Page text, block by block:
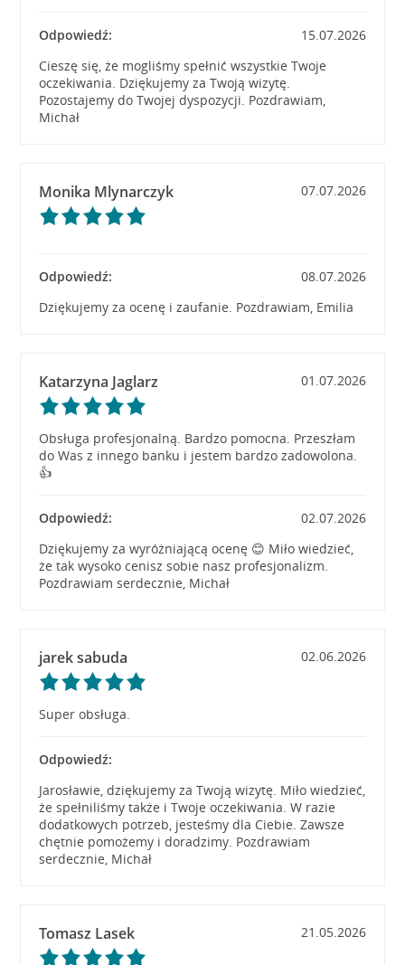
Odpowiedź:
15.07.2026
Cieszę się, że mogliśmy spełnić wszystkie Twoje
oczekiwania. Dziękujemy za Twoją wizytę.
Pozostajemy do Twojej dyspozycji. Pozdrawiam,
Michał
Monika Mlynarczyk 07.07.2026
Odpowiedź:
08.07.2026
Dziękujemy za ocenę i zaufanie. Pozdrawiam, Emilia
Katarzyna Jaglarz 01.07.2026
Obsługa profesjonalną. Bardzo pomocna. Przeszłam
do Was z innego banku i jestem bardzo zadowolona.
👍
Odpowiedź:
02.07.2026
Dziękujemy za wyróżniającą ocenę 😊 Miło wiedzieć,
że tak wysoko cenisz sobie nasz profesjonalizm.
Pozdrawiam serdecznie, Michał
jarek sabuda 02.06.2026
Super obsługa.
Odpowiedź:
Jarosławie, dziękujemy za Twoją wizytę. Miło wiedzieć,
że spełniliśmy także i Twoje oczekiwania. W razie
dodatkowych potrzeb, jesteśmy dla Ciebie. Zawsze
chętnie pomożemy i doradzimy. Pozdrawiam
serdecznie, Michał
Tomasz Lasek 21.05.2026